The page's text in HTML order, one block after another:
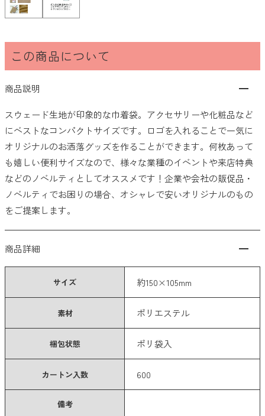
価格帯から探す
101〜200円
401〜500円
501円以上
希望価格帯から探す
カテゴリーから探す
タンブラー・ボトル
この商品について
商品説明
スウェード生地が印象的な巾着袋。アクセサリーや化粧品など
にベストなコンパクトサイズです。ロゴを入れることで一気に
オリジナルのお洒落グッズを作ることができます。何枚あって
も嬉しい便利サイズなので、様々な業種のイベントや来店特典
などのノベルティとしてオススメです！企業や会社の販促品・
ノベルティでお困りの場合、オシャレで安いオリジナルのもの
をご提案します。
商品詳細
サイズ 約150×105mm
素材 ポリエステル
梱包状態 ポリ袋入
カートン入数 600
備考